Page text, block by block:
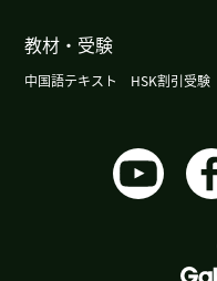
纪念日。二月二十三
期待！
( 50代 女性 )
很有趣的事情。和您
( 50代 女性 )
教材・受験
中国語テキスト HSK割引受験